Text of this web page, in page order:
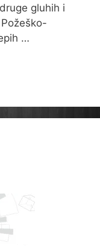
gluhih i
…